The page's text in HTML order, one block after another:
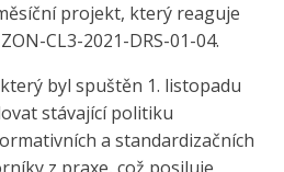
projekt, který reaguje
CL3-2021-DRS-01-04.
byl spuštěn 1. listopadu
stávající politiku
a standardizačních